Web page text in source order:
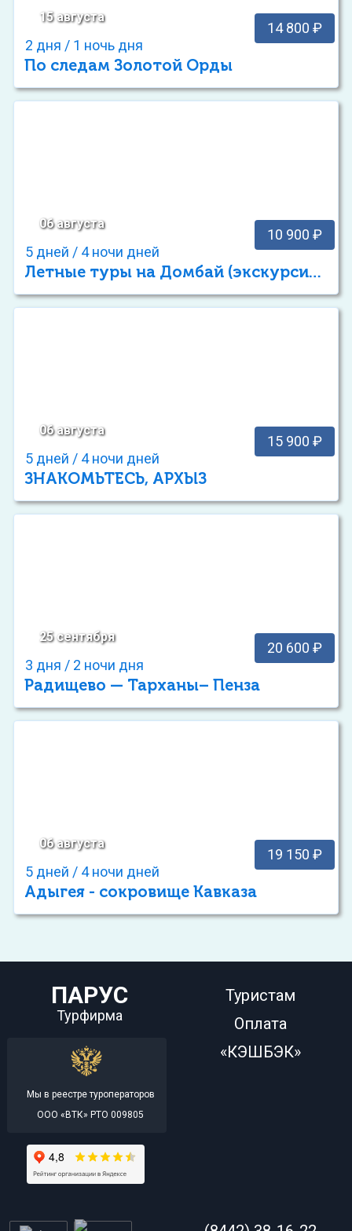
15 августа
14 800 ₽
2 дня / 1 ночь дня
По следам Золотой Орды
06 августа
10 900 ₽
5 дней / 4 ночи дней
Летные туры на Домбай (экскурсионный отдых)
06 августа
15 900 ₽
5 дней / 4 ночи дней
ЗНАКОМЬТЕСЬ, АРХЫЗ
25 сентября
20 600 ₽
3 дня / 2 ночи дня
Радищево — Тарханы– Пенза
06 августа
19 150 ₽
5 дней / 4 ночи дней
Адыгея - сокровище Кавказа
ПАРУС
Турфирма
Мы в реестре туроператоров
ООО «ВТК» РТО 009805
Туристам
Оплата
«КЭШБЭК»